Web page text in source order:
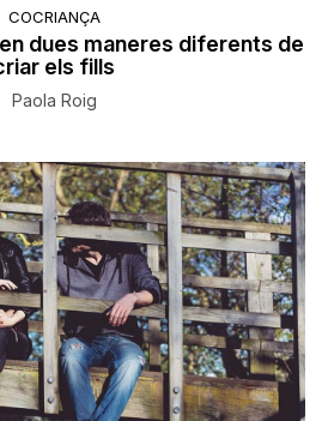
COCRIANÇA
dues maneres diferents de
els fills
Paola Roig